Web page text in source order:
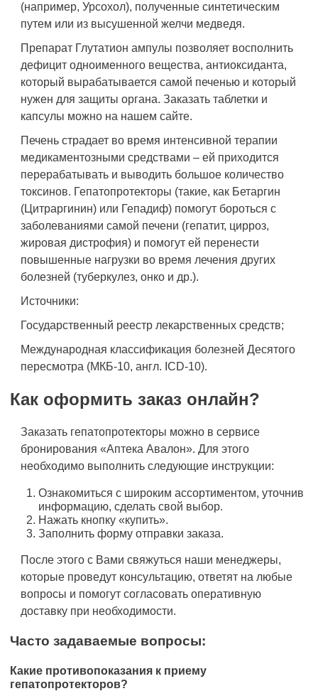
(например, Урсохол), полученные синтетическим
путем или из высушенной желчи медведя.
Препарат Глутатион ампулы позволяет восполнить
дефицит одноименного вещества, антиоксиданта,
который вырабатывается самой печенью и который
нужен для защиты органа. Заказать таблетки и
капсулы можно на нашем сайте.
Печень страдает во время интенсивной терапии
медикаментозными средствами – ей приходится
перерабатывать и выводить большое количество
токсинов. Гепатопротекторы (такие, как Бетаргин
(Цитраргинин) или Гепадиф) помогут бороться с
заболеваниями самой печени (гепатит, цирроз,
жировая дистрофия) и помогут ей перенести
повышенные нагрузки во время лечения других
болезней (туберкулез, онко и др.).
Источники:
Государственный реестр лекарственных средств;
Международная классификация болезней Десятого
пересмотра (МКБ-10, англ. ICD-10).
Как оформить заказ онлайн?
Заказать гепатопротекторы можно в сервисе
бронирования «Аптека Авалон». Для этого
необходимо выполнить следующие инструкции:
Ознакомиться с широким ассортиментом, уточнив
информацию, сделать свой выбор.
Нажать кнопку «купить».
Заполнить форму отправки заказа.
После этого с Вами свяжуться наши менеджеры,
которые проведут консультацию, ответят на любые
вопросы и помогут согласовать оперативную
доставку при необходимости.
Часто задаваемые вопросы:
Какие противопоказания к приему
гепатопротекторов?